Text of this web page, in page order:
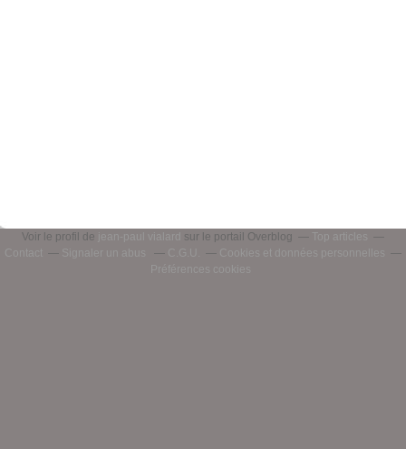
Voir le profil de jean-paul vialard sur le portail Overblog
Top articles
Contact
Signaler un abus C.G.U.
Cookies et données personnelles
Préférences cookies